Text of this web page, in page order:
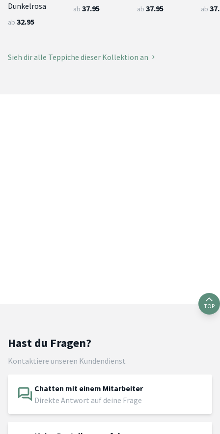
Dunkelrosa
ab 32.95
ab 37.95 ab 37.95 ab
Sieh dir alle Teppiche dieser Kollektion an
TOP
Hast du Fragen?
Kontaktiere unseren Kundendienst
Chatten mit einem Mitarbeiter
Direkte Antwort auf deine Frage